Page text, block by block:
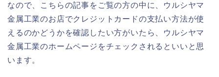
なので、こちらの記事をご覧の方の中に、ウルシヤマ
金属工業のお店でクレジットカードの支払い方法が使
えるのかどうかを確認したい方がいたら、ウルシヤマ
金属工業のホームページをチェックされるといいと思
います。